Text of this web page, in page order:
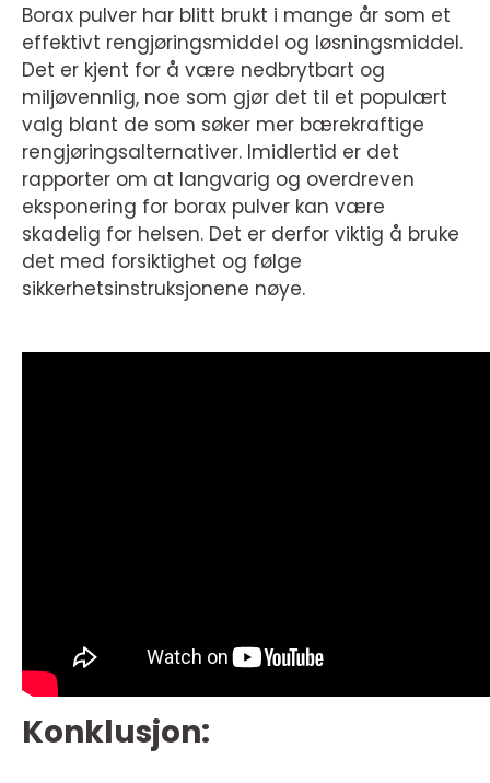
Borax pulver har blitt brukt i mange år som et
effektivt rengjøringsmiddel og løsningsmiddel.
Det er kjent for å være nedbrytbart og
miljøvennlig, noe som gjør det til et populært
valg blant de som søker mer bærekraftige
rengjøringsalternativer. Imidlertid er det
rapporter om at langvarig og overdreven
eksponering for borax pulver kan være
skadelig for helsen. Det er derfor viktig å bruke
det med forsiktighet og følge
sikkerhetsinstruksjonene nøye.
Konklusjon: